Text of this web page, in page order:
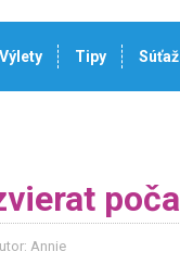
Výlety Tipy
Annie